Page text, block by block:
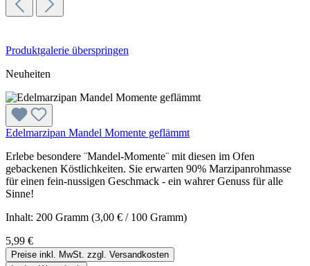
Produktgalerie überspringen
Neuheiten
Edelmarzipan Mandel Momente geflämmt
Erlebe besondere ¨Mandel-Momente¨ mit diesen im Ofen
gebackenen Köstlichkeiten. Sie erwarten 90% Marzipanrohmasse
für einen fein-nussigen Geschmack - ein wahrer Genuss für alle
Sinne!
Inhalt: 200 Gramm (3,00 € / 100 Gramm)
5,99 €
Preise inkl. MwSt. zzgl. Versandkosten